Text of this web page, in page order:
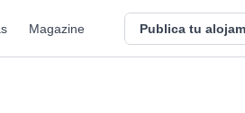
Magazine Publica tu